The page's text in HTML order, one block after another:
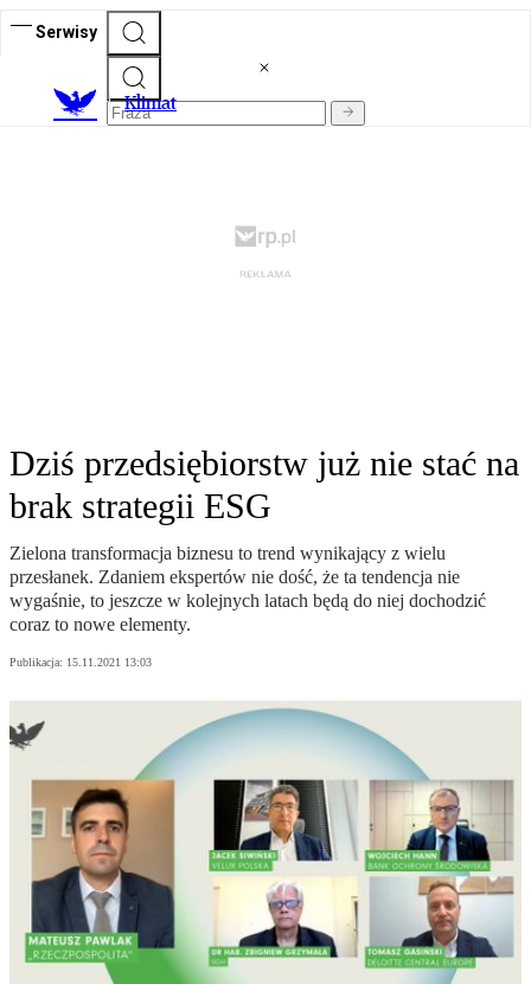
Serwisy
Klimat
Dziś przedsiębiorstw już nie stać na
brak strategii ESG
Zielona transformacja biznesu to trend wynikający z wielu
przesłanek. Zdaniem ekspertów nie dość, że ta tendencja nie
wygaśnie, to jeszcze w kolejnych latach będą do niej dochodzić
coraz to nowe elementy.
Publikacja: 15.11.2021 13:03